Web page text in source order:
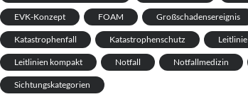
EVK-Konzept FOAM Großschadensereignis
Katastrophenfall Katastrophenschutz Leitlinie
Leitlinien kompakt Notfall Notfallmedizin
Sichtungskategorien